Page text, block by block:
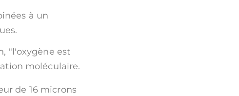
à un
"l'oxygène est
moléculaire.
de 16 microns